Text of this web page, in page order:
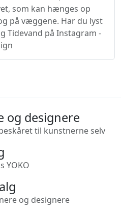
som kan hænges op
på væggene. Har du lyst
Tidevand på Instagram -
og designere
til kunstnerne selv
YOKO
og designere